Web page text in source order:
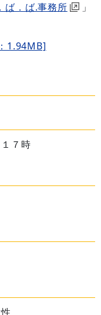
ば．ば.事務所
」
1.94MB]
７時